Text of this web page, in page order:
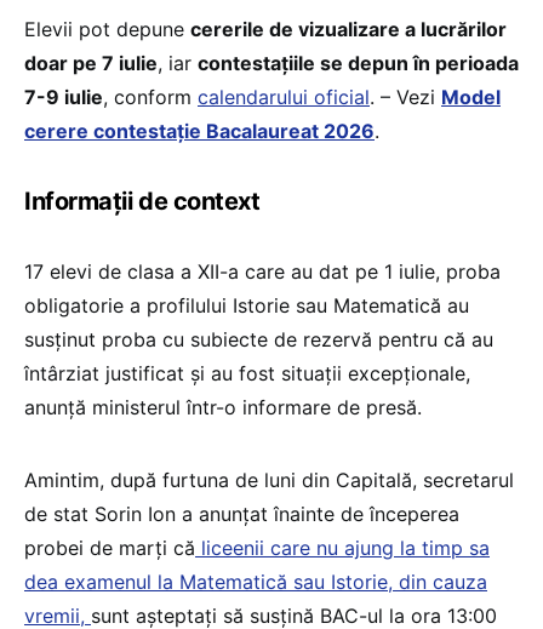
Elevii pot depune cererile de vizualizare a lucrărilor
doar pe 7 iulie, iar contestațiile se depun în perioada
7-9 iulie, conform calendarului oficial. – Vezi Model
cerere contestație Bacalaureat 2026.
Informații de context
17 elevi de clasa a XII-a care au dat pe 1 iulie, proba
obligatorie a profilului Istorie sau Matematică au
susținut proba cu subiecte de rezervă pentru că au
întârziat justificat și au fost situații excepționale,
anunță ministerul într-o informare de presă.
Amintim, după furtuna de luni din Capitală, secretarul
de stat Sorin Ion a anunțat înainte de începerea
probei de marți că liceenii care nu ajung la timp sa
dea examenul la Matematică sau Istorie, din cauza
vremii, sunt așteptați să susțină BAC-ul la ora 13:00